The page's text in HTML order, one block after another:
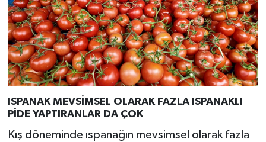
ISPANAK MEVSİMSEL OLARAK FAZLA ISPANAKLI
PİDE YAPTIRANLAR DA ÇOK
Kış döneminde ıspanağın mevsimsel olarak fazla